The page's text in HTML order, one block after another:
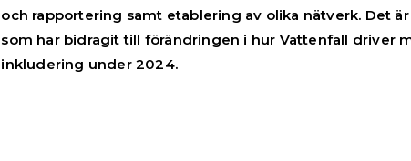
och rapportering samt etablering av olika nätverk. Det
som har bidragit till förändringen i hur Vattenfall driver
inkludering under 2024.